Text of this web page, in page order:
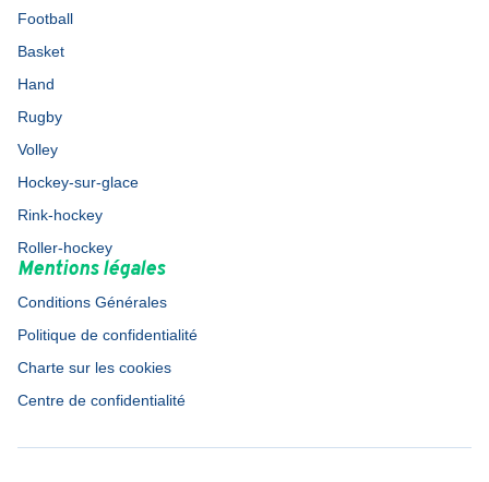
Football
Basket
Hand
Rugby
Volley
Hockey-sur-glace
Rink-hockey
Roller-hockey
Mentions légales
Conditions Générales
Politique de confidentialité
Charte sur les cookies
Centre de confidentialité